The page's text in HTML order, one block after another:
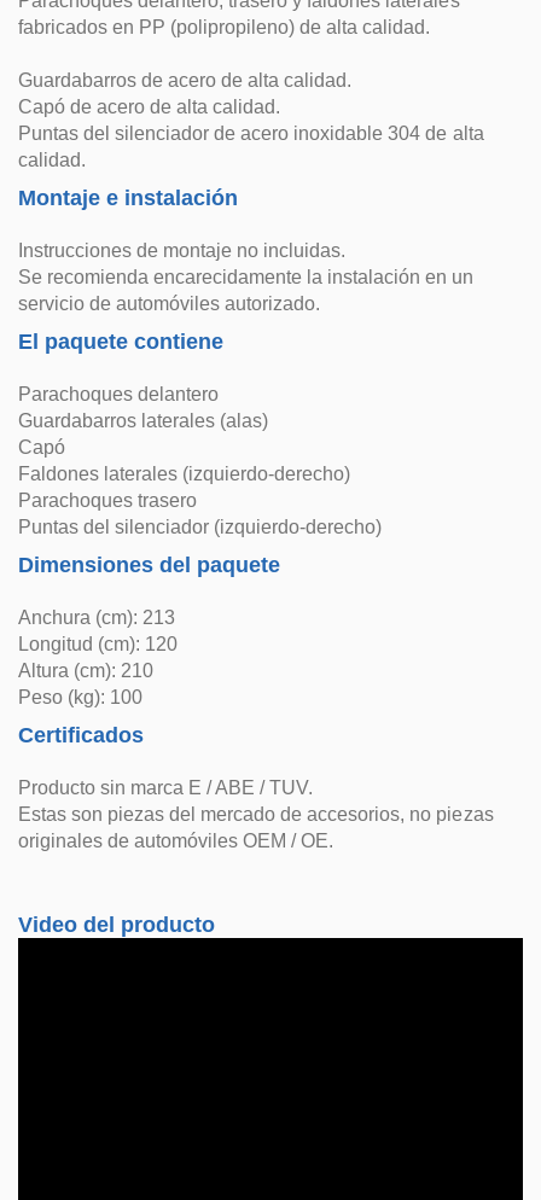
fabricados en PP (polipropileno) de alta calidad.
Guardabarros de acero de alta calidad.
Capó de acero de alta calidad.
Puntas del silenciador de acero inoxidable 304 de alta
calidad.
Montaje e instalación
Instrucciones de montaje no incluidas.
Se recomienda encarecidamente la instalación en un
servicio de automóviles autorizado.
El paquete contiene
Parachoques delantero
Guardabarros laterales (alas)
Capó
Faldones laterales (izquierdo-derecho)
Parachoques trasero
Puntas del silenciador (izquierdo-derecho)
Dimensiones del paquete
Anchura (cm): 213
Longitud (cm): 120
Altura (cm): 210
Peso (kg): 100
Certificados
Producto sin marca E / ABE / TUV.
Estas son piezas del mercado de accesorios, no piezas
originales de automóviles OEM / OE.
Video del producto